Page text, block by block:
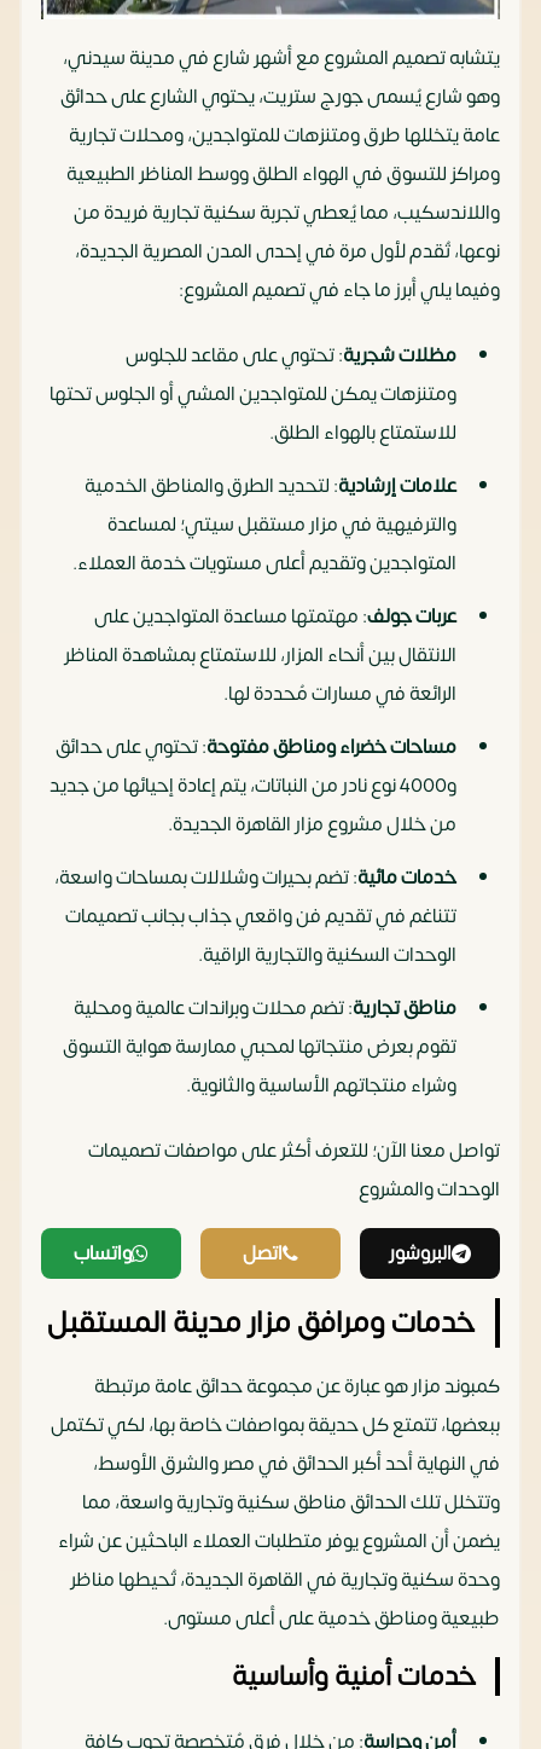
يتشابه تصميم المشروع مع أشهر شارع في مدينة سيدني،
وهو شارع يُسمى جورج ستريت، يحتوي الشارع على حدائق
عامة يتخللها طرق ومتنزهات للمتواجدين، ومحلات تجارية
ومراكز للتسوق في الهواء الطلق ووسط المناظر الطبيعية
واللاندسكيب، مما يُعطي تجربة سكنية تجارية فريدة من
نوعها، تُقدم لأول مرة في إحدى المدن المصرية الجديدة،
وفيما يلي أبرز ما جاء في تصميم المشروع:
مظلات شجرية: تحتوي على مقاعد للجلوس
ومتنزهات يمكن للمتواجدين المشي أو الجلوس تحتها
للاستمتاع بالهواء الطلق.
علامات إرشادية: لتحديد الطرق والمناطق الخدمية
والترفيهية في مزار مستقبل سيتي؛ لمساعدة
المتواجدين وتقديم أعلى مستويات خدمة العملاء.
عربات جولف: مهتمتها مساعدة المتواجدين على
الانتقال بين أنحاء المزار، للاستمتاع بمشاهدة المناظر
الرائعة في مسارات مُحددة لها.
مساحات خضراء ومناطق مفتوحة: تحتوي على حدائق
و4000 نوع نادر من النباتات، يتم إعادة إحيائها من جديد
من خلال مشروع مزار القاهرة الجديدة.
خدمات مائية: تضم بحيرات وشلالات بمساحات واسعة،
تتناغم في تقديم فن واقعي جذاب بجانب تصميمات
الوحدات السكنية والتجارية الراقية.
مناطق تجارية: تضم محلات وبراندات عالمية ومحلية
تقوم بعرض منتجاتها لمحبي ممارسة هواية التسوق
وشراء منتجاتهم الأساسية والثانوية.
تواصل معنا الآن؛ للتعرف أكثر على مواصفات تصميمات
الوحدات والمشروع‏
البروشور اتصل واتساب
خدمات ومرافق مزار مدينة المستقبل
كمبوند مزار هو عبارة عن مجموعة حدائق عامة مرتبطة
ببعضها، تتمتع كل حديقة بمواصفات خاصة بها، لكي تكتمل
في النهاية أحد أكبر الحدائق في مصر والشرق الأوسط،
وتتخلل تلك الحدائق مناطق سكنية وتجارية واسعة، مما
يضمن أن المشروع يوفر متطلبات العملاء الباحثين عن شراء
وحدة سكنية وتجارية في القاهرة الجديدة، تُحيطها مناظر
طبيعية ومناطق خدمية على أعلى مستوى.
خدمات أمنية وأساسية
أمن وحراسة: من خلال فرق مُتخصصة تجوب كافة